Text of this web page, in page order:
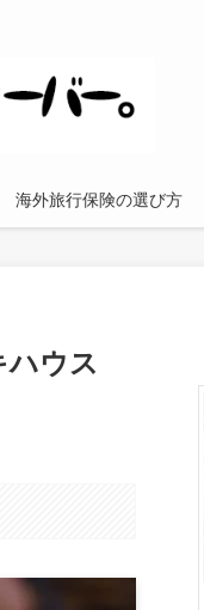
海外旅行保険の選び方
ウス